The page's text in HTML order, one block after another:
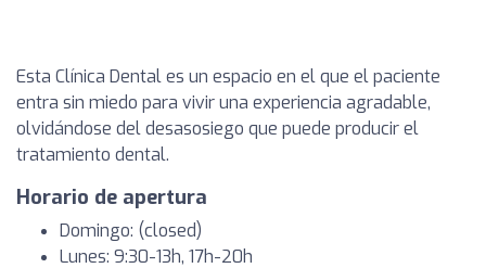
Esta Clínica Dental es un espacio en el que el paciente
entra sin miedo para vivir una experiencia agradable,
olvidándose del desasosiego que puede producir el
tratamiento dental.
Horario de apertura
Domingo: (closed)
Lunes: 9:30-13h, 17h-20h